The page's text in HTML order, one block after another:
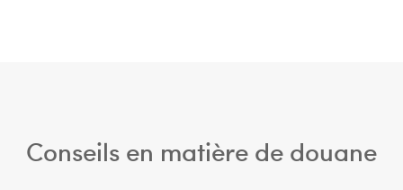
Conseils en matière de douane